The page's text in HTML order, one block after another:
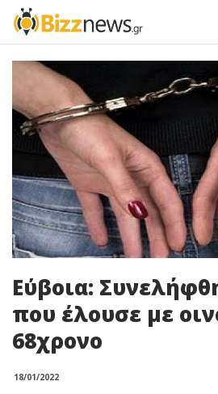
Εύβοια:
που έλουσε με
68χρονο
18/01/2022